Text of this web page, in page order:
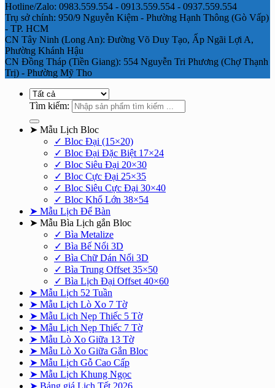
Hotline/Zalo: 0983.559.554 - 0913.559.554 - 0937.559.554
Trụ sở chính: 950/9 Nguyễn Kiệm - Phường Hạnh Thông (Gò Vấp)
- TP. HCM
CN Tây Ninh (Long An): Đường Võ Duy Tạo, Ấp Ngãi Lợi A,
Phường Khánh Hậu
CN Đồng Tháp (Tiền Giang): 554 Nguyễn Tri Phương (Chợ Thạnh
Trị) - Phường Mỹ Tho
Tìm kiếm:
➤ Mẫu Lịch Bloc
✓ Bloc Đại (15×20)
✓ Bloc Đại Đặc Biệt 17×24
✓ Bloc Siêu Đại 20×30
✓ Bloc Cực Đại 25×35
✓ Bloc Siêu Cực Đại 30×40
✓ Bloc Khổ Lớn 38×54
➤ Mẫu Lịch Để Bàn
➤ Mẫu Bìa Lịch gắn Bloc
✓ Bìa Metalize
✓ Bìa Bế Nổi 3D
✓ Bìa Chữ Dán Nổi 3D
✓ Bìa Trung Offset 35×50
✓ Bìa Lịch Đại Offset 40×60
➤ Mẫu Lịch 52 Tuần
➤ Mẫu Lịch Lò Xo 7 Tờ
➤ Mẫu Lịch Nẹp Thiếc 5 Tờ
➤ Mẫu Lịch Nẹp Thiếc 7 Tờ
➤ Mẫu Lò Xo Giữa 13 Tờ
➤ Mẫu Lò Xo Giữa Gắn Bloc
➤ Mẫu Lịch Gỗ Cao Cấp
➤ Mẫu Lịch Khung Ngọc
➤ Bảng giá Lịch Tết 2026